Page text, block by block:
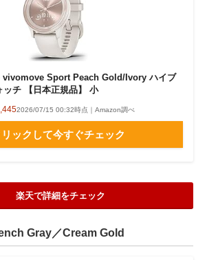
vivomove Sport Peach Gold/Ivory ハイブ
ッチ 【日本正規品】 小
2026/07/15 00:32時点｜Amazon調べ
ックして今すぐチェック
楽天で詳細をチェック
Gray／Cream Gold